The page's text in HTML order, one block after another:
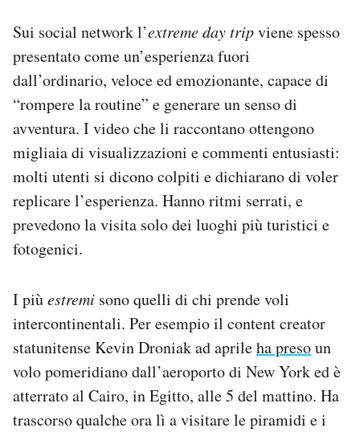
Sui social network l’extreme day tripviene spesso
presentato come un’esperienza fuori
dall’ordinario, veloce ed emozionante, capace di
“rompere la routine” e generare un senso di
avventura. I video che li raccontano ottengono
migliaia di visualizzazioni e commenti entusiasti:
molti utenti si dicono colpiti e dichiarano di voler
replicare l’esperienza. Hanno ritmi serrati, e
prevedono la visita solo dei luoghi più turistici e
fotogenici.
I piùestremi sono quelli di chi prende voli
intercontinentali. Per esempio il content creator
statunitense Kevin Droniak ad aprileha presoun
volo pomeridiano dall’aeroporto di New York ed è
atterrato al Cairo, in Egitto, alle 5 del mattino. Ha
trascorso qualche ora lì a visitare le piramidi e i